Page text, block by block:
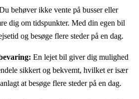
behøver ikke vente på busser eller
dig om tidspunkter. Med din egen bil
og besøge flere steder på en dag.
En lejet bil giver dig mulighed
sikkert og bekvemt, hvilket er især
at besøge flere steder på en dag.